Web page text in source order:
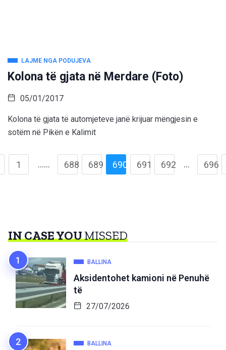
LAJME NGA PODUJEVA
Kolona të gjata në Merdare (Foto)
05/01/2017
Kolona të gjata të automjeteve janë krijuar mëngjesin e
sotëm në Pikën e Kalimit
1 …… 688 689 690 691 692 … 696
IN CASE YOUMISSED
BALLINA
Aksidentohet kamioni në Penuhë
të
27/07/2026
BALLINA